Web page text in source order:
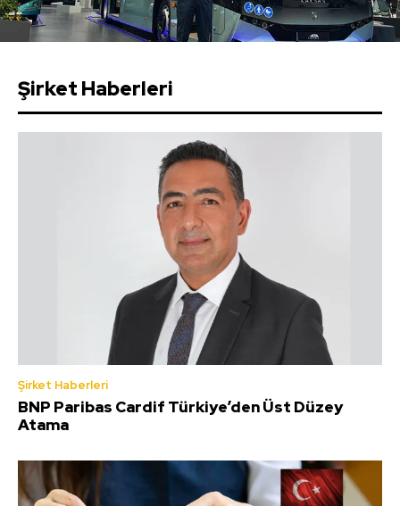
Şirket Haberleri
Şirket Haberleri
BNP Paribas Cardif Türkiye’den Üst Düzey
Atama